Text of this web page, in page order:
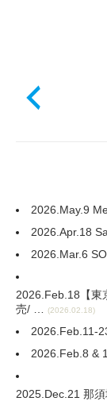
2026.May.9
2026.Apr.18
2026.Mar.6
2026.Feb.18【東
売/ …
(2026.02.18)
2026.Feb.11-
2026.Feb.8 &
2025.Dec.21 那